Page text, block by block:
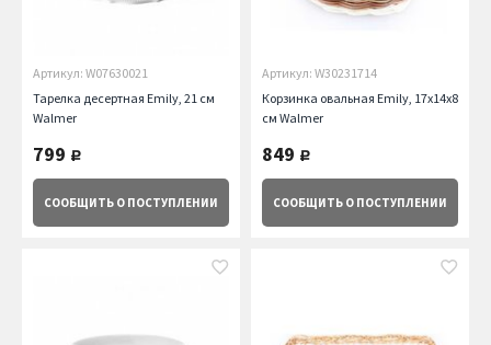
Артикул: W07630021
Тарелка десертная Emily, 21 см
Walmer
799 руб.
СООБЩИТЬ О ПОСТУПЛЕНИИ
Артикул: W30231714
Корзинка овальная Emily, 17x14x8
см Walmer
849 руб.
СООБЩИТЬ О ПОСТУПЛЕНИИ